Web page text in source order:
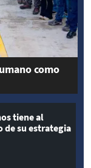
como
tiene al
su estrategia